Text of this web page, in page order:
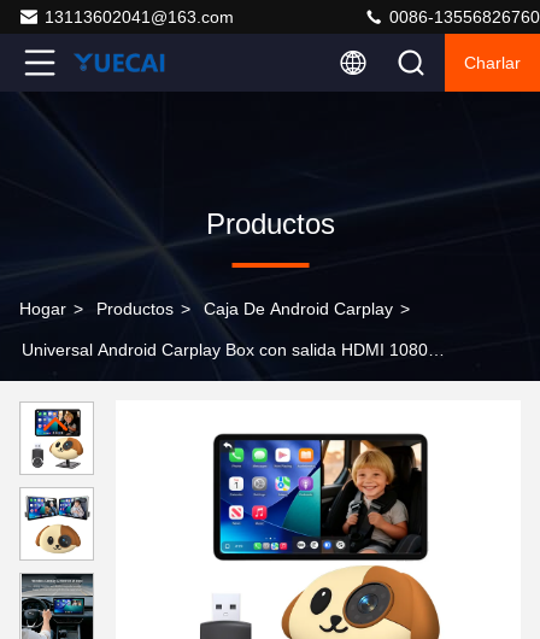
13113602041@163.com 0086-13556826760
Charlar
Productos
Hogar > Productos > Caja De Android Carplay >
Universal Android Carplay Box con salida HDMI 1080P y